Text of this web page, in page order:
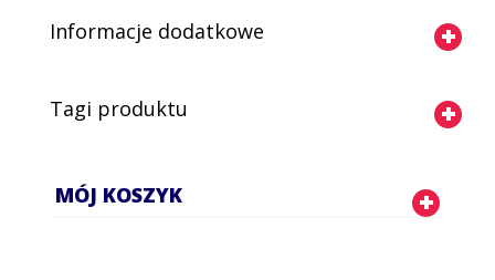
Informacje dodatkowe
Tagi produktu
MÓJ KOSZYK